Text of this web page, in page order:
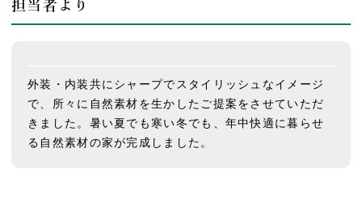
担当者より
外装・内装共にシャープでスタイリッシュなイメージ
で、所々に自然素材を生かしたご提案をさせていただ
きました。暑い夏でも寒い冬でも、年中快適に暮らせ
る自然素材の家が完成しました。